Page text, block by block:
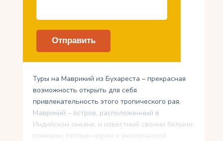
Туры на Маврикий из Бухареста – прекрасная
возможность открыть для себя
привлекательность этого тропического рая.
Маврикий – остров, расположенный в
Индийском океане, и известный своими белыми
пляжами, теплым морем и экзотической